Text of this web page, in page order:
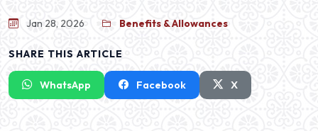
Jan 28, 2026 Benefits & Allowances
SHARE THIS ARTICLE
WhatsApp Facebook X